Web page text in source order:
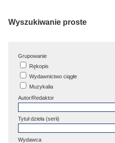
Wyszukiwanie proste
Grupowanie
Rękopis
Wydawnictwo ciągłe
Muzykalia
Autor/Redaktor
Tytuł dzieła (serii)
Wydawca